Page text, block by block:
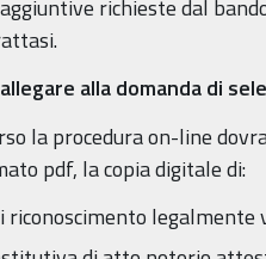
richieste dal
alla domanda di
la procedura on-line
pdf, la copia digitale di:
riconoscimento legalmente